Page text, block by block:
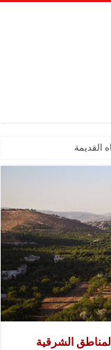
القديمة
الشرقية